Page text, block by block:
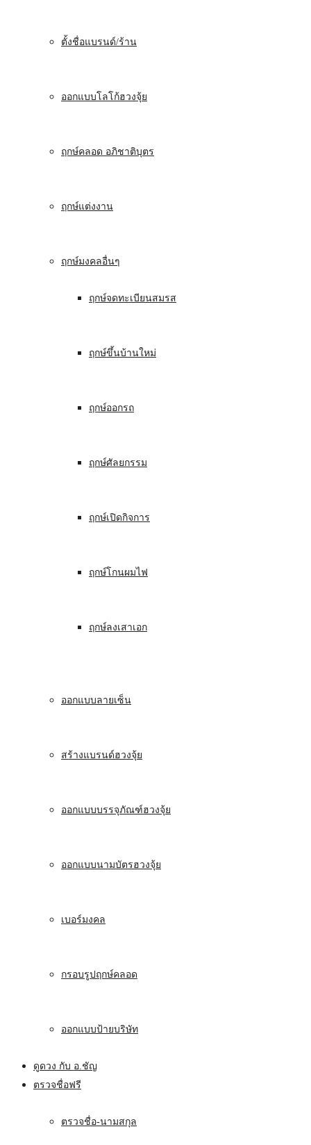
ตั้งชื่อแบรนด์/ร้าน
ออกแบบโลโก้ฮวงจุ้ย
ฤกษ์คลอด อภิชาติบุตร
ฤกษ์แต่งงาน
ฤกษ์มงคลอื่นๆ
ฤกษ์จดทะเบียนสมรส
ฤกษ์ขึ้นบ้านใหม่
ฤกษ์ออกรถ
ฤกษ์ศัลยกรรม
ฤกษ์เปิดกิจการ
ฤกษ์โกนผมไฟ
ฤกษ์ลงเสาเอก
ออกแบบลายเซ็น
สร้างแบรนด์ฮวงจุ้ย
ออกแบบบรรจุภัณฑ์ฮวงจุ้ย
ออกแบบนามบัตรฮวงจุ้ย
เบอร์มงคล
กรอบรูปฤกษ์คลอด
ออกแบบป้ายบริษัท
ดูดวง กับ อ.ชัญ
ตรวจชื่อฟรี
ตรวจชื่อ-นามสกุล